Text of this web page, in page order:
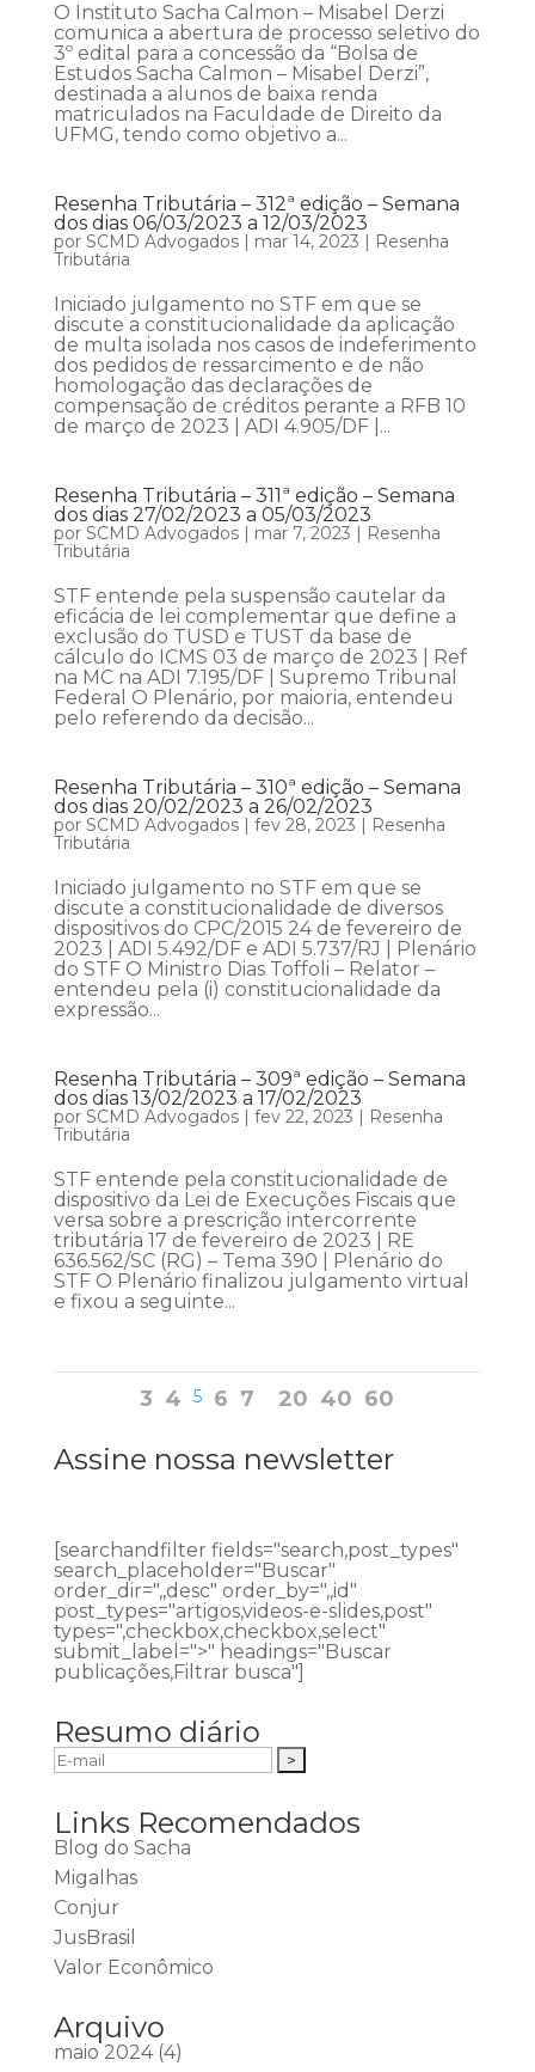
O Instituto Sacha Calmon – Misabel Derzi
comunica a abertura de processo seletivo do
3º edital para a concessão da “Bolsa de
Estudos Sacha Calmon – Misabel Derzi”,
destinada a alunos de baixa renda
matriculados na Faculdade de Direito da
UFMG, tendo como objetivo a...
Resenha Tributária – 312ª edição – Semana
dos dias 06/03/2023 a 12/03/2023
por SCMD Advogados| mar 14, 2023 | Resenha
Tributária
Iniciado julgamento no STF em que se
discute a constitucionalidade da aplicação
de multa isolada nos casos de indeferimento
dos pedidos de ressarcimento e de não
homologação das declarações de
compensação de créditos perante a RFB 10
de março de 2023 | ADI 4.905/DF |...
Resenha Tributária – 311ª edição – Semana
dos dias 27/02/2023 a 05/03/2023
por SCMD Advogados| mar 7, 2023 | Resenha
Tributária
STF entende pela suspensão cautelar da
eficácia de lei complementar que define a
exclusão do TUSD e TUST da base de
cálculo do ICMS 03 de março de 2023 | Ref
na MC na ADI 7.195/DF | Supremo Tribunal
Federal O Plenário, por maioria, entendeu
pelo referendo da decisão...
Resenha Tributária – 310ª edição – Semana
dos dias 20/02/2023 a 26/02/2023
por SCMD Advogados| fev 28, 2023 | Resenha
Tributária
Iniciado julgamento no STF em que se
discute a constitucionalidade de diversos
dispositivos do CPC/2015 24 de fevereiro de
2023 | ADI 5.492/DF e ADI 5.737/RJ | Plenário
do STF O Ministro Dias Toffoli – Relator –
entendeu pela (i) constitucionalidade da
expressão...
Resenha Tributária – 309ª edição – Semana
dos dias 13/02/2023 a 17/02/2023
por SCMD Advogados| fev 22, 2023 | Resenha
Tributária
STF entende pela constitucionalidade de
dispositivo da Lei de Execuções Fiscais que
versa sobre a prescrição intercorrente
tributária 17 de fevereiro de 2023 | RE
636.562/SC (RG) – Tema 390 | Plenário do
STF O Plenário finalizou julgamento virtual
e fixou a seguinte...
3 4 5 6 7 20 40 60
Assine nossa newsletter
[searchandfilter fields="search,post_types"
search_placeholder="Buscar"
order_dir=",,desc" order_by=",,id"
post_types="artigos,videos-e-slides,post"
types=",checkbox,checkbox,select"
submit_label=">" headings="Buscar
publicações,Filtrar busca"]
Resumo diário
Links Recomendados
Blog do Sacha
Migalhas
Conjur
JusBrasil
Valor Econômico
Arquivo
maio 2024(4)